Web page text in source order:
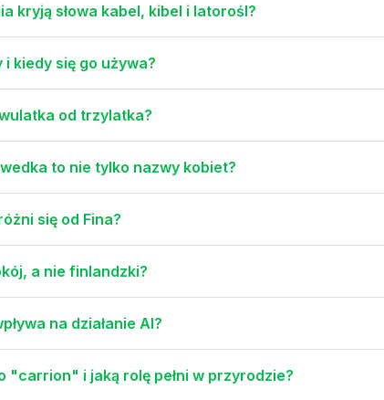
kryją słowa kabel, kibel i latorośl?
i kiedy się go używa?
od trzylatka?
to nie tylko nazwy kobiet?
się od Fina?
a nie finlandzki?
na działanie AI?
"carrion" i jaką rolę pełni w przyrodzie?